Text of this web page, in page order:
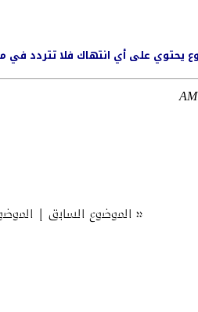
يحتوي على أي انتهاك فلا تتردد في
« الموضوع السابق|